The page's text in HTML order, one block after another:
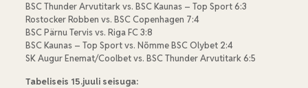
BSC Thunder Arvutitark vs. BSC Kaunas – Top Sport 6:3
Rostocker Robben vs. BSC Copenhagen 7:4
BSC Pärnu Tervis vs. Riga FC 3:8
BSC Kaunas – Top Sport vs. Nõmme BSC Olybet 2:4
SK Augur Enemat/Coolbet vs. BSC Thunder Arvutitark 6:5
Tabeliseis 15.juuli seisuga: